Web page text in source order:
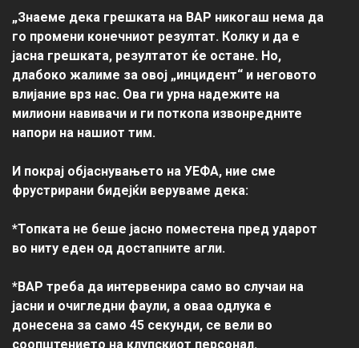
„Знаеме дека грешката на ВАР никогаш нема да
го промени конечниот резултат. Колку и да е
јасна грешката, резултатот ќе остане. Но,
длабоко жалиме за овој „инцидент“ и неговото
влијание врз нас. Ова ги урна надежите на
милиони навивачи и ги поткопа извонредните
напори на нашиот тим.
И покрај објаснувањето на УЕФА, ние сме
фрустрирани бидејќи веруваме дека:
*Топката не беше јасно поместена пред ударот
во ниту еден од достапните агли.
*ВАР треба да интервенира само во случаи на
јасни и очигледни фаули, а оваа одлука е
донесена за само 45 секунди, се вели во
соопштението на клупскиот персонал.